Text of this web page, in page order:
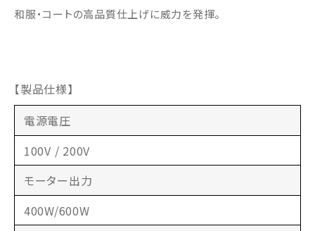
和服・コートの高品質仕上げに威力を発揮。
【製品仕様】
電源電圧
100V / 200V
モーター出力
400W/600W